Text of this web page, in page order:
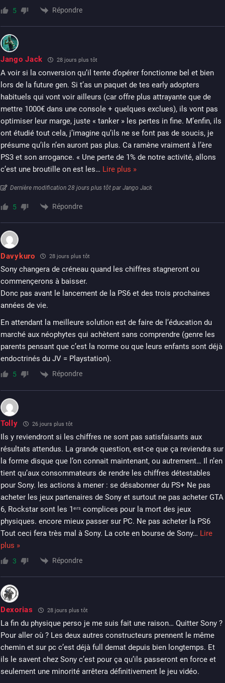
5 Répondre
Jango Jack 28 jours plus tôt
A voir si la conversion qu’il tente d’opérer fonctionne bel et bien
lors de la future gen. Si t’as un paquet de tes early adopters
habituels qui vont voir ailleurs (car offre plus attrayante que de
mettre 1000€ dans une console + quelques exclues), ils vont pas
optimiser leur marge, juste « tanker » les pertes in fine. M’enfin, ils
ont étudié tout cela, j’imagine qu’ils ne se font pas de soucis, je
présume qu’ils n’en auront pas plus. Ca ramène vraiment à l’ère
PS3 et son arrogance. « Une perte de 1% de notre activité, allons
c’est une broutille on est les… Lire plus »
Dernière modification 28 jours plus tôt par Jango Jack
5 Répondre
Davykuro 28 jours plus tôt
Sony changera de créneau quand les chiffres stagneront ou
commençerons à baisser.
Donc pas avant le lancement de la PS6 et des trois prochaines
années de vie.
En attendant la meilleure solution est de faire de l’éducation du
marché aux néophytes qui achètent sans comprendre (genre les
parents pensant que c’est la norme ou que leurs enfants sont déjà
endoctrinés du JV = Playstation).
5 Répondre
Tolly 26 jours plus tôt
Ils y reviendront si les chiffres ne sont pas satisfaisants aux
résultats attendus. La grande question, est-ce que ça reviendra sur
la forme disque que l’on connait maintenant, ou autrement… Il n’en
tient qu’aux consommateurs de rendre les chiffres détestables
pour Sony. les actions à mener : se désabonner du PS+ Ne pas
acheter les jeux partenaires de Sony et surtout ne pas acheter GTA
6, Rockstar sont les 1ᵉʳˢ complices pour la mort des jeux
physiques. encore mieux passer sur PC. Ne pas acheter la PS6
Tout ceci fera très mal à Sony. La cote en bourse de Sony… Lire
plus »
3 Répondre
Dexorias 28 jours plus tôt
La fin du physique perso je me suis fait une raison… Quitter Sony ?
Pour aller où ? Les deux autres constructeurs prennent le même
chemin et sur pc c’est déjà full demat depuis bien longtemps. Et
ils le savent chez Sony c’est pour ça qu’ils passeront en force et
seulement une minorité arrêtera définitivement le jeu vidéo.